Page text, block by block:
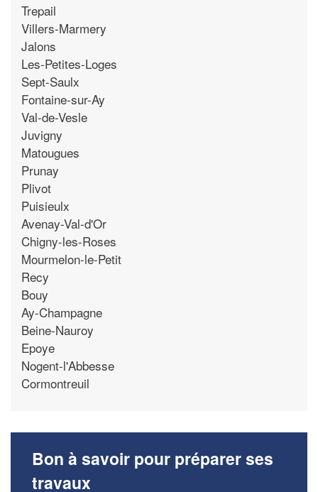
Trepail
Villers-Marmery
Jalons
Les-Petites-Loges
Sept-Saulx
Fontaine-sur-Ay
Val-de-Vesle
Juvigny
Matougues
Prunay
Plivot
Puisieulx
Avenay-Val-d'Or
Chigny-les-Roses
Mourmelon-le-Petit
Recy
Bouy
Ay-Champagne
Beine-Nauroy
Epoye
Nogent-l'Abbesse
Cormontreuil
Bon à savoir pour préparer ses
travaux